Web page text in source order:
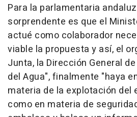
Para la parlamentaria
sorprendente es que el
actué como colaborador
viable la propuesta y así, el
Junta, la Dirección General
del Agua", finalmente "haya
materia de la explotación del
como en materia de